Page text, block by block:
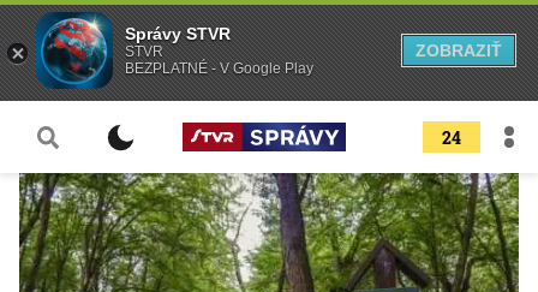
24
Správy STVR
STVR
BEZPLATNÉ - V Google Play
ZOBRAZIŤ